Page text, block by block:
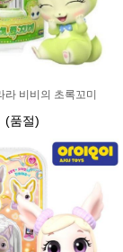
라 비비의 초록꼬미
(품절)